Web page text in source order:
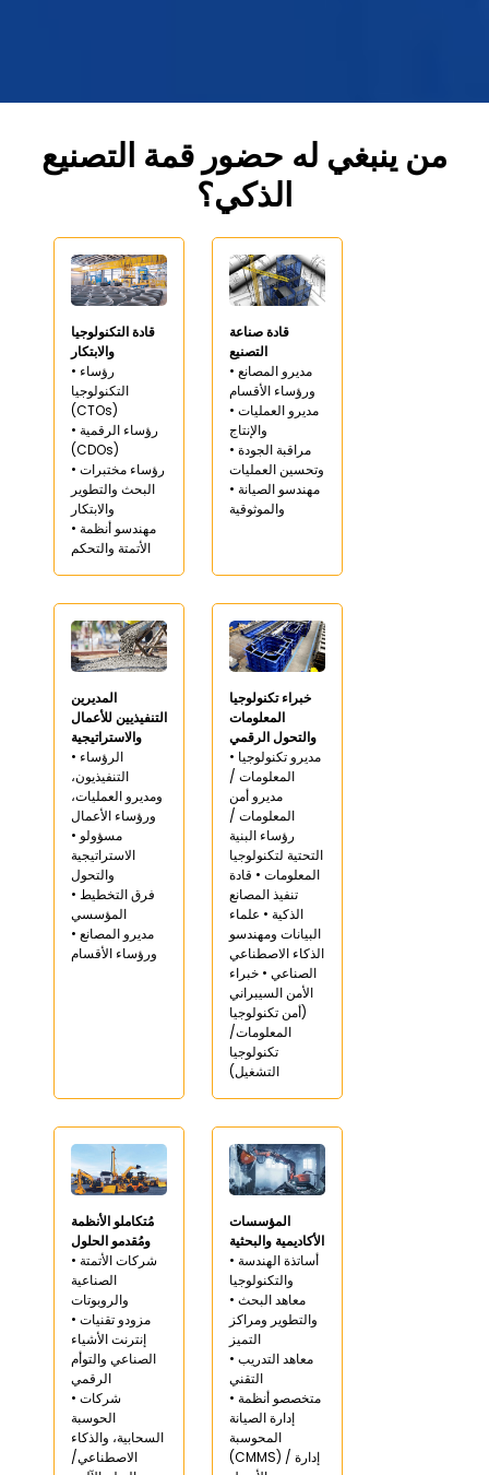
من ينبغي له حضور قمة التصنيع
الذكي؟
قادة التكنولوجيا
والابتكار
• رؤساء
التكنولوجيا
(CTOs)
• رؤساء الرقمية
(CDOs)
• رؤساء مختبرات
البحث والتطوير
والابتكار
• مهندسو أنظمة
الأتمتة والتحكم
قادة صناعة
التصنيع
• مديرو المصانع
ورؤساء الأقسام
• مديرو العمليات
والإنتاج
• مراقبة الجودة
وتحسين العمليات
• مهندسو الصيانة
والموثوقية
المديرين
التنفيذيين للأعمال
والاستراتيجية
• الرؤساء
التنفيذيون،
ومديرو العمليات،
ورؤساء الأعمال
• مسؤولو
الاستراتيجية
والتحول
• فرق التخطيط
المؤسسي
• مديرو المصانع
ورؤساء الأقسام
خبراء تكنولوجيا
المعلومات
والتحول الرقمي
• مديرو تكنولوجيا
المعلومات /
مديرو أمن
المعلومات /
رؤساء البنية
التحتية لتكنولوجيا
المعلومات • قادة
تنفيذ المصانع
الذكية • علماء
البيانات ومهندسو
الذكاء الاصطناعي
الصناعي • خبراء
الأمن السيبراني
(أمن تكنولوجيا
المعلومات/
تكنولوجيا
التشغيل)
مُتكاملو الأنظمة
ومُقدمو الحلول
• شركات الأتمتة
الصناعية
والروبوتات
• مزودو تقنيات
إنترنت الأشياء
الصناعي والتوأم
الرقمي
• شركات
الحوسبة
السحابية، والذكاء
الاصطناعي/
المؤسسات
الأكاديمية والبحثية
• أساتذة الهندسة
والتكنولوجيا
• معاهد البحث
والتطوير ومراكز
التميز
• معاهد التدريب
التقني
• متخصصو أنظمة
إدارة الصيانة
المحوسبة
(CMMS) / إدارة